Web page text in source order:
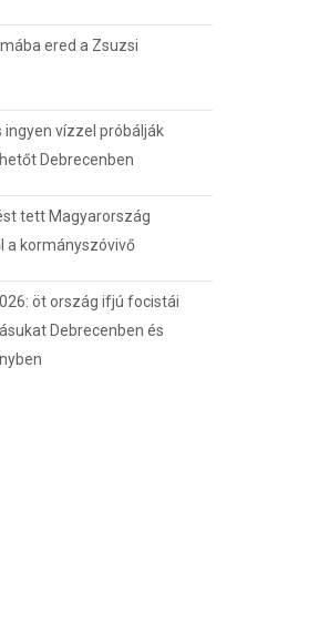
ered a Zsuzsi
ingyen vízzel próbálják
Debrecenben
tett Magyarország
a kormányszóvivő
öt ország ifjú focistái
Debrecenben és